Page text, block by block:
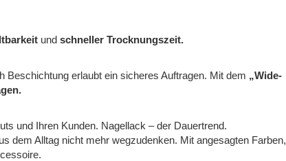
undschneller Trocknungszeit.
Beschichtung erlaubt ein sicheres Auftragen. Mit dem „Wide-
und Ihren Kunden. Nagellack – der Dauertrend.
dem Alltag nicht mehr wegzudenken. Mit angesagten Farben,